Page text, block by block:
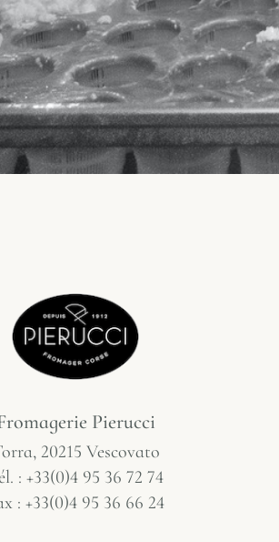
Pierucci
20215 Vescovato
: +33(0)4 95 36 72 74
: +33(0)4 95 36 66 24